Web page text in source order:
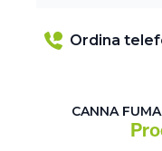
Ordina
CANNA